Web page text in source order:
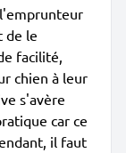
de le
facilité,
chien à leur
s'avère
car ce
il faut